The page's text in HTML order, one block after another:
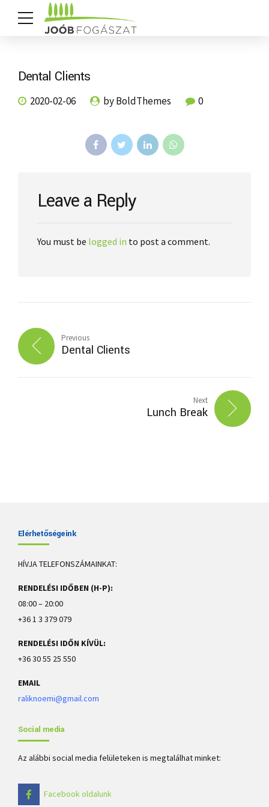
Dental Clients
2020-02-06 by BoldThemes 0
Leave a Reply
You must be logged in to post a comment.
Previous
Dental Clients
Next
Lunch Break
Elérhetőségeink
HÍVJA TELEFONSZÁMAINKAT:
RENDELÉSI IDŐBEN (H-P):
08:00 – 20:00
+36 1 3 379 079
RENDELÉSI IDŐN KÍVÜL:
+36 30 55 25 550
EMAIL
raliknoemi@gmail.com
Social media
Az alábbi social media felületeken is megtalálhat minket:
Facebook oldalunk